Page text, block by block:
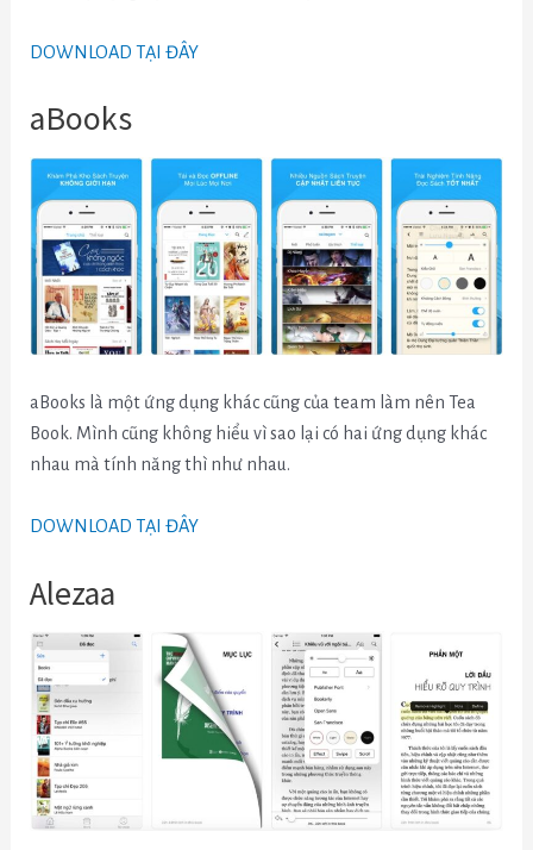
DOWNLOAD TẠI ĐÂY
aBooks
aBooks là một ứng dụng khác cũng của team làm nên Tea
Book. Mình cũng không hiểu vì sao lại có hai ứng dụng khác
nhau mà tính năng thì như nhau.
DOWNLOAD TẠI ĐÂY
Alezaa